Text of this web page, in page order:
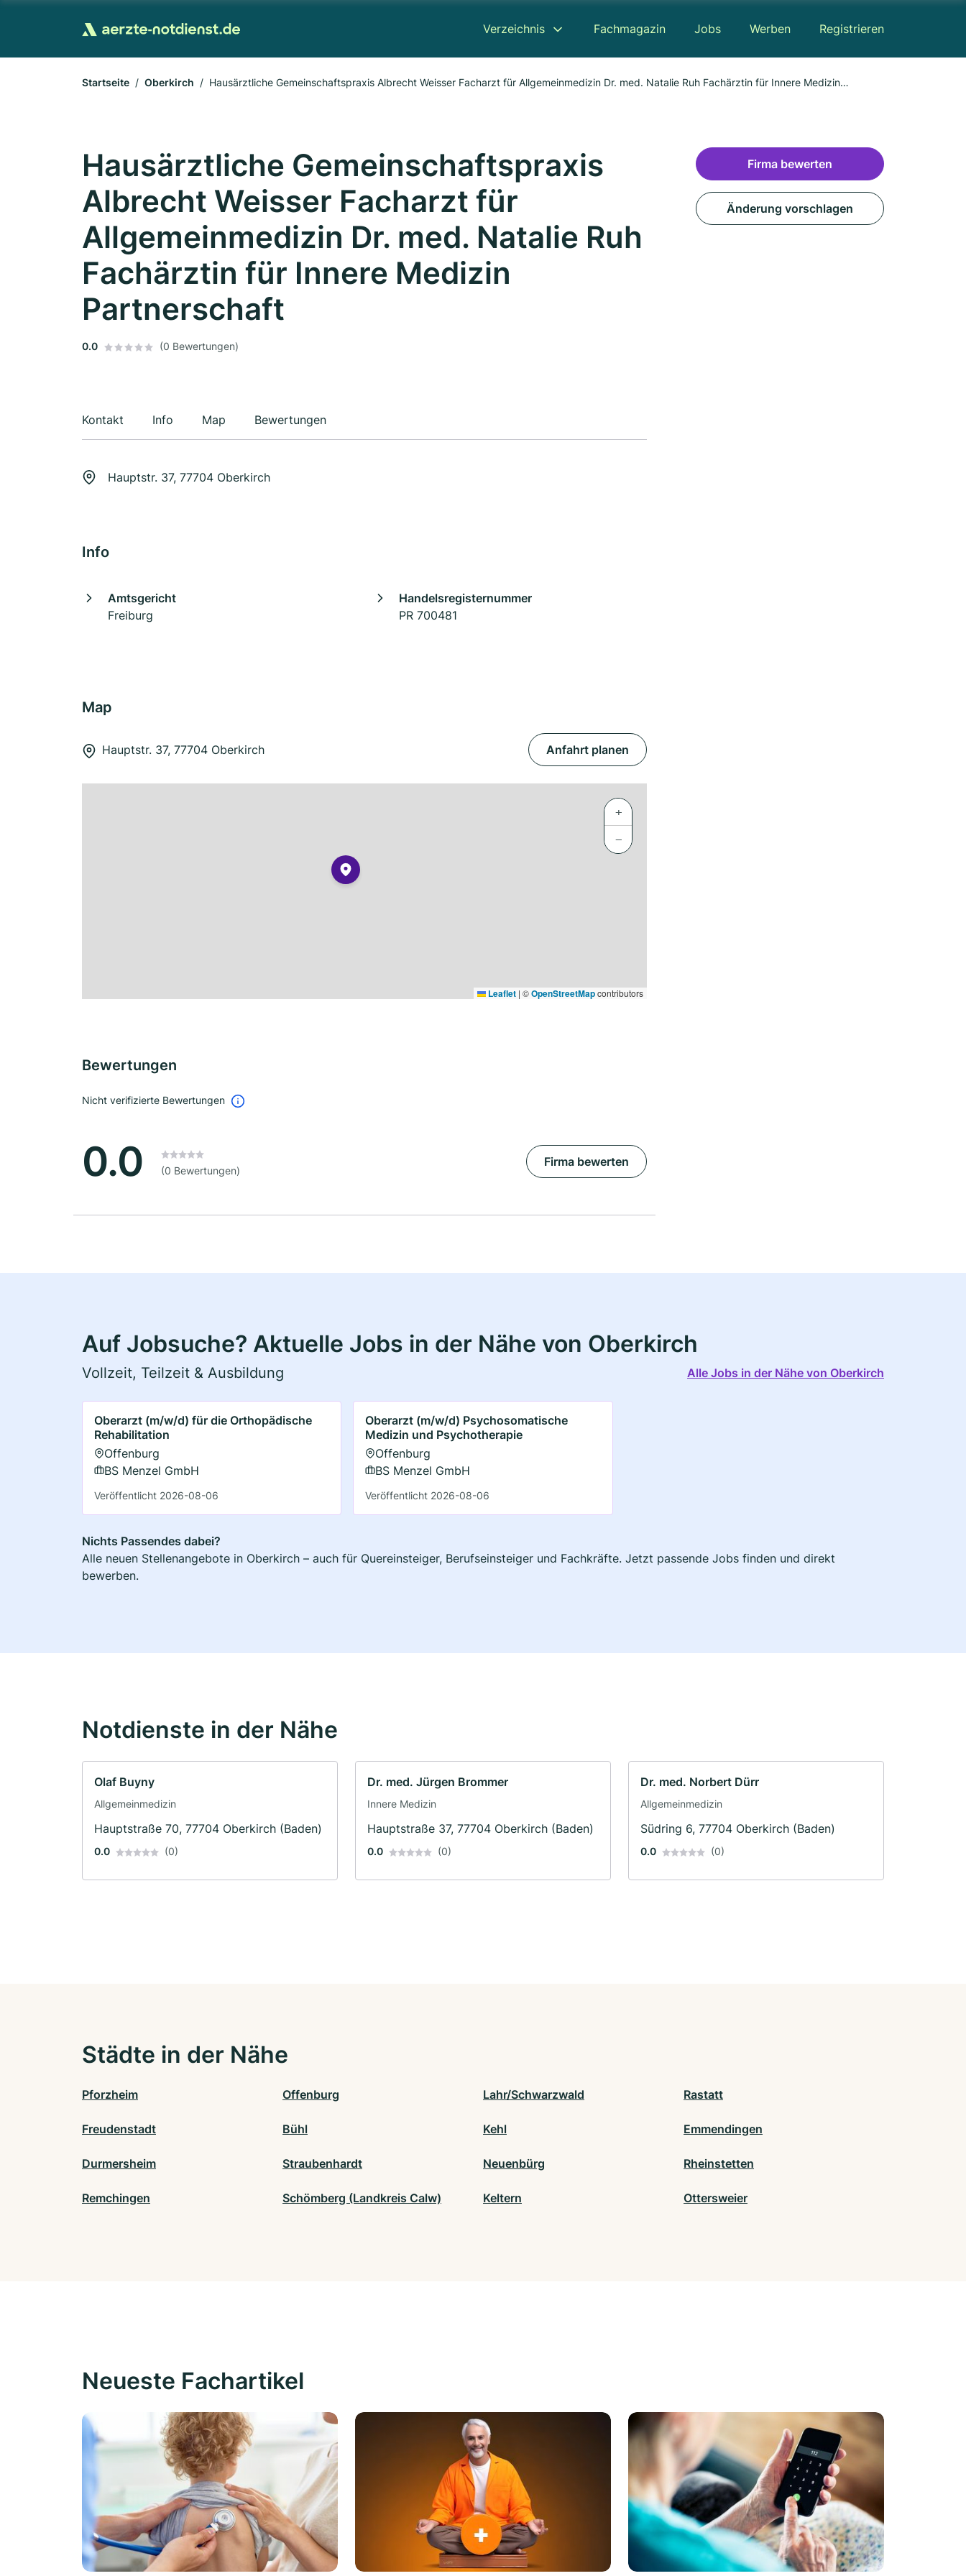
Verzeichnis Fachmagazin Jobs Werben Registrieren
Startseite Oberkirch
Hausärztliche Gemeinschaftspraxis Albrecht Weisser Facharzt für Allgemeinmedizin Dr. med. Natalie Ruh Fachärztin für Innere Medizin
Hausärztliche Gemeinschaftspraxis
Albrecht Weisser Facharzt für
Allgemeinmedizin Dr. med. Natalie Ruh
Fachärztin für Innere Medizin
Partnerschaft
0.0 (0 Bewertungen)
Kontakt Info Map Bewertungen
Hauptstr. 37, 77704 Oberkirch
Info
Amtsgericht
Freiburg
Handelsregisternummer
PR 700481
Map
Hauptstr. 37, 77704 Oberkirch Anfahrt planen
+
−
Leaflet | ©OpenStreetMapcontributors
Bewertungen
Nicht verifizierte Bewertungen
0.0 (0 Bewertungen)
Firma bewerten
Firma bewerten
Änderung vorschlagen
Auf Jobsuche? Aktuelle Jobs in der Nähe von Oberkirch
Vollzeit, Teilzeit & Ausbildung Alle Jobs in der Nähe von Oberkirch
Oberarzt (m/w/d) für die Orthopädische
Rehabilitation
Offenburg
BS Menzel GmbH
Veröffentlicht 2026-08-06
Oberarzt (m/w/d) Psychosomatische
Medizin und Psychotherapie
Offenburg
BS Menzel GmbH
Veröffentlicht 2026-08-06
Nichts Passendes dabei?
Alle neuen Stellenangebote in Oberkirch – auch für Quereinsteiger, Berufseinsteiger und Fachkräfte. Jetzt passende Jobs finden und direkt
bewerben.
Notdienste in der Nähe
Olaf Buyny
Allgemeinmedizin
Hauptstraße 70, 77704 Oberkirch (Baden)
0.0 (0)
Dr. med. Jürgen Brommer
Innere Medizin
Hauptstraße 37, 77704 Oberkirch (Baden)
0.0 (0)
Dr. med. Norbert Dürr
Allgemeinmedizin
Südring 6, 77704 Oberkirch (Baden)
0.0 (0)
Städte in der Nähe
Pforzheim Offenburg Lahr/Schwarzwald Rastatt
Freudenstadt Bühl Kehl Emmendingen
Durmersheim Straubenhardt Neuenbürg Rheinstetten
Remchingen Schömberg (Landkreis Calw) Keltern Ottersweier
Neueste Fachartikel